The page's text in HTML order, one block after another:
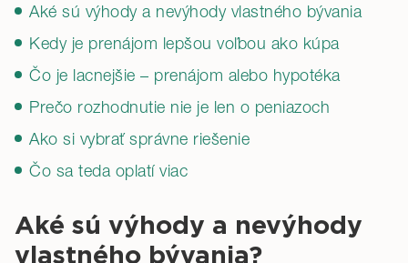
Aké sú výhody a nevýhody vlastného bývania
Kedy je prenájom lepšou voľbou ako kúpa
Čo je lacnejšie – prenájom alebo hypotéka
Prečo rozhodnutie nie je len o peniazoch
Ako si vybrať správne riešenie
Čo sa teda oplatí viac
Aké sú výhody a nevýhody
vlastného bývania?